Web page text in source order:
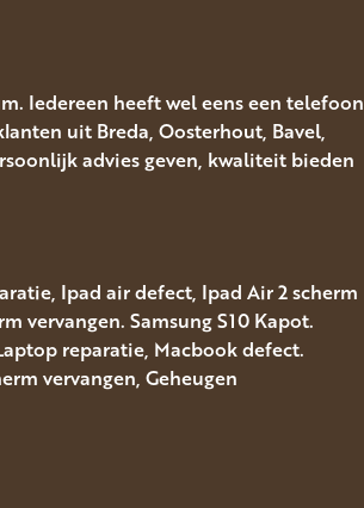
Iedereen heeft wel eens een telefoon
uit Breda, Oosterhout, Bavel,
advies geven, kwaliteit bieden
Ipad air defect, Ipad Air 2 scherm
vervangen. Samsung S10 Kapot.
reparatie, Macbook defect.
vervangen, Geheugen